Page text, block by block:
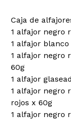
Caja de
1 alfajor negro
1 alfajor
1 alfajor negro
60g
1 alfajor
1 alfajor negro
rojos x 60g
1 alfajor negro